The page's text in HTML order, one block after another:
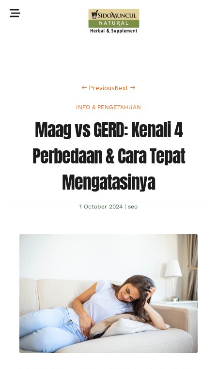
PreviousNext
INFO & PENGETAHUAN
Maag vs GERD: Kenali 4
Perbedaan & Cara Tepat
Mengatasinya
1 October 2024 | seo